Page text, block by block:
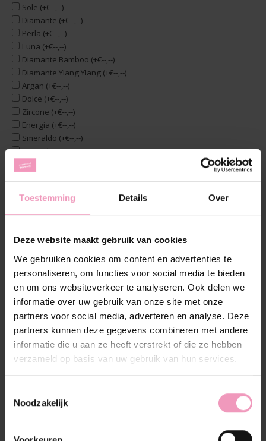
Toestemming Details Over
Deze website maakt gebruik van cookies
We gebruiken cookies om content en advertenties te
personaliseren, om functies voor social media te bieden
en om ons websiteverkeer te analyseren. Ook delen we
informatie over uw gebruik van onze site met onze
partners voor social media, adverteren en analyse. Deze
partners kunnen deze gegevens combineren met andere
informatie die u aan ze heeft verstrekt of die ze hebben
verzameld op basis van uw gebruik van hun services.
Noodzakelijk
Sole (+€--,--)
Diamante (+€--,--)
Perla (+€--,--)
Luna (+€--,--)
Diamante Bamboo (+€--,--)
Diamante Ylang Ylang (+€--,--)
Argan (+€--,--)
Dolce (+€--,--)
Zircone (+€--,--)
Energia (+€--,--)
Smeraldo (+€--,--)
Marsiglia (+€--,--)
Aquamarina (+€--,--)
Yo Go (+€--,--)
E (+€--,--)
D (+€--,--)
A (+€--,--)
Thomas (+€--,--)
Bennessere (+€--,--)
Lava & Asciuga (+€--,--)
Gemma Preziosa (+€--,--)
Soffice (+€--,--)
J (+€--,--)
Pesco (+€--,--)
Magnolia (+€--,--)
Cocco (+€--,--)